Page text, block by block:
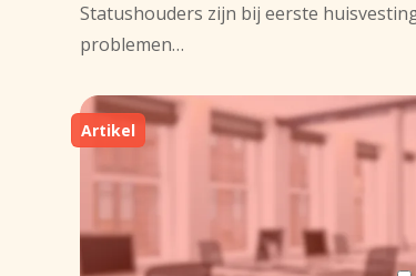
Statushouders zijn bij eerste
problemen…
Artikel